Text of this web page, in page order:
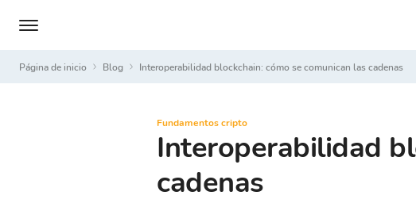
Página de inicio Blog Interoperabilidad blockchain: cómo se comunican las cadenas
Fundamentos cripto
Interoperabilidad
cadenas